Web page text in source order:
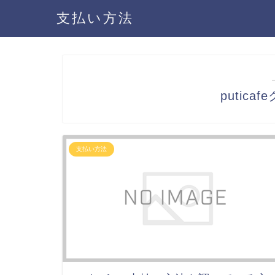
支払い方法
puticafe
支払い方法